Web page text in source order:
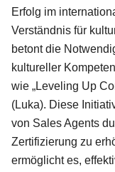
Erfolg im
Verständnis für
betont die
kultureller
wie „Leveling Up
(Luka). Diese
von Sales Agents
Zertifizierung zu
ermöglicht es,